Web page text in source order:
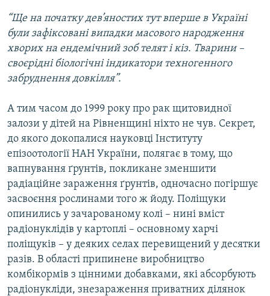
“Ще на початку дев’яностих тут вперше в Україні
були зафіксовані випадки масового народження
хворих на ендемічний зоб телят і кіз. Тварини –
своєрідні біологічні індикатори техногенного
забруднення довкілля”.
А тим часом до 1999 року про рак щитовидної
залози у дітей на Рівненщині ніхто не чув. Секрет,
до якого докопалися науковці Інституту
епізоотології НАН України, полягає в тому, що
вапнування ґрунтів, покликане зменшити
радіаційне зараження ґрунтів, одночасно погіршує
засвоєння рослинами того ж йоду. Поліщуки
опинились у зачарованому колі – нині вміст
радіонуклідів у картоплі – основному харчі
поліщуків – у деяких селах перевищений у десятки
разів. В області припинене виробництво
комбікормів з цінними добавками, які абсорбують
радіонукліди, знезараження приватних ділянок